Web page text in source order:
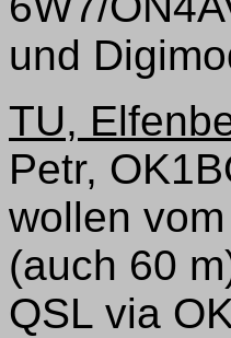
und
TU,
Petr,
wollen
(auch 60
QSL via